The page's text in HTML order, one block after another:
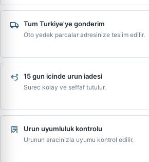
Tum Turkiye'ye gonderim
Oto yedek parcalar adresinize teslim edilir.
15 gun icinde urun iadesi
Surec kolay ve seffaf tutulur.
Urun uyumluluk kontrolu
Urunun aracinizla uyumu kontrol edilir.